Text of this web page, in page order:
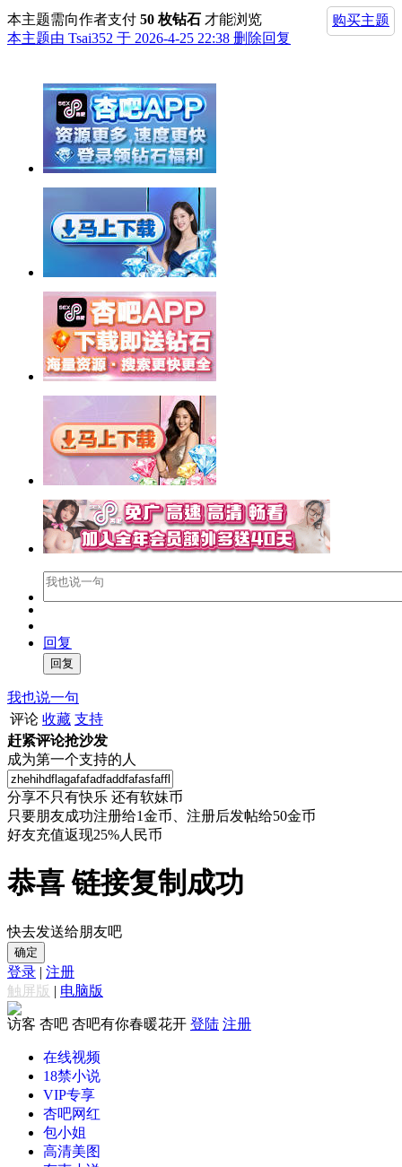
购买主题
本主题需向作者支付 50 枚钻石 才能浏览
本主题由 Tsai352 于 2026-4-25 22:38 删除回复
回复
我也说一句
评论 收藏 支持
赶紧评论抢沙发
成为第一个支持的人
分享不只有快乐 还有软妹币
只要朋友成功注册给1金币、注册后发帖给50金币
好友充值返现25%人民币
恭喜 链接复制成功
快去发送给朋友吧
确定
登录 | 注册
触屏版 | 电脑版
访客 杏吧 杏吧有你春暖花开 登陆 注册
在线视频
18禁小说
VIP专享
杏吧网红
包小姐
高清美图